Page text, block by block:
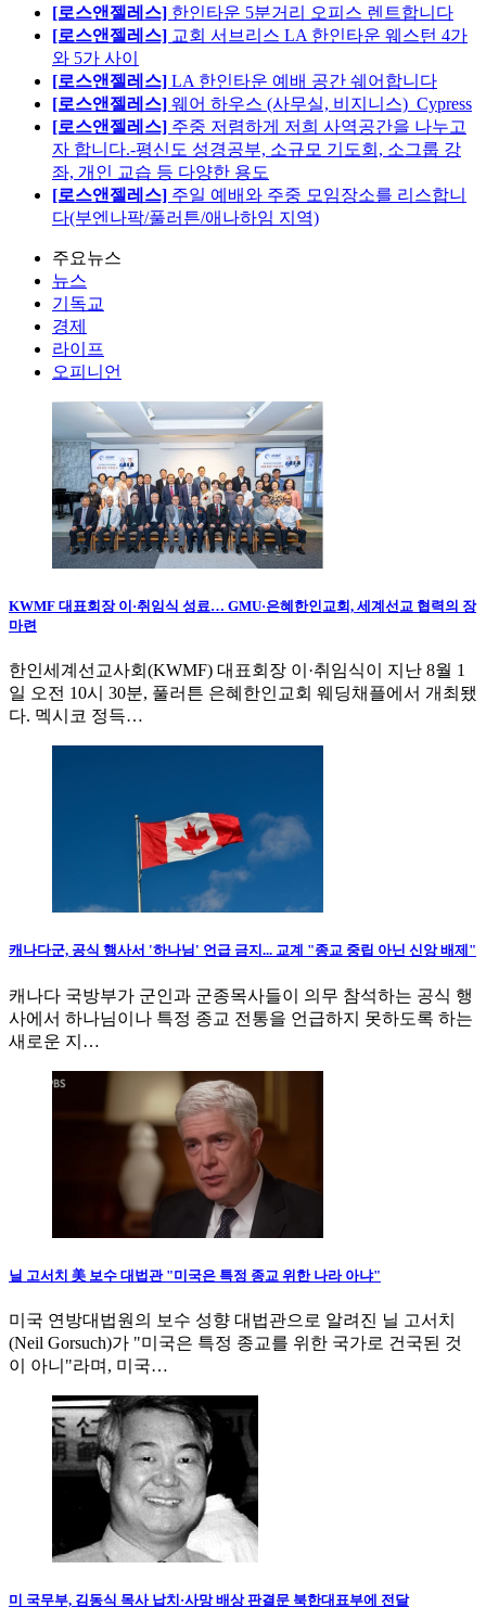
[로스앤젤레스] 한인타운 5분거리 오피스 렌트합니다
[로스앤젤레스] 교회 서브리스 LA 한인타운 웨스턴 4가
와 5가 사이
[로스앤젤레스] LA 한인타운 예배 공간 쉐어합니다
[로스앤젤레스] 웨어 하우스 (사무실, 비지니스)_Cypress
[로스앤젤레스] 주중 저렴하게 저희 사역공간을 나누고
자 합니다.-평신도 성경공부, 소규모 기도회, 소그룹 강
좌, 개인 교습 등 다양한 용도
[로스앤젤레스] 주일 예배와 주중 모임장소를 리스합니
다(부엔나팍/풀러튼/애나하임 지역)
주요뉴스
뉴스
기독교
경제
라이프
오피니언
KWMF 대표회장 이·취임식 성료… GMU·은혜한인교회, 세계선교 협력의 장
마련
한인세계선교사회(KWMF) 대표회장 이·취임식이 지난 8월 1
일 오전 10시 30분, 풀러튼 은혜한인교회 웨딩채플에서 개최됐
다. 멕시코 정득…
캐나다군, 공식 행사서 '하나님' 언급 금지... 교계 "종교 중립 아닌 신앙 배제"
캐나다 국방부가 군인과 군종목사들이 의무 참석하는 공식 행
사에서 하나님이나 특정 종교 전통을 언급하지 못하도록 하는
새로운 지…
닐 고서치 美 보수 대법관 "미국은 특정 종교 위한 나라 아냐"
미국 연방대법원의 보수 성향 대법관으로 알려진 닐 고서치
(Neil Gorsuch)가 "미국은 특정 종교를 위한 국가로 건국된 것
이 아니"라며, 미국…
미 국무부, 김동식 목사 납치·사망 배상 판결문 북한대표부에 전달